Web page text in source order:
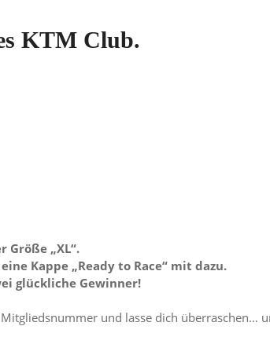
KTM Club.
Größe „XL“.
Kappe „Ready to Race“ mit dazu.
glückliche Gewinner!
und lasse dich überraschen…